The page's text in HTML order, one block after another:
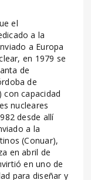
el
a la
a Europa
en 1979 se
de
de
con capacidad
nucleares
desde allí
a la
(Conuar),
en abril de
en uno de
para diseñar y